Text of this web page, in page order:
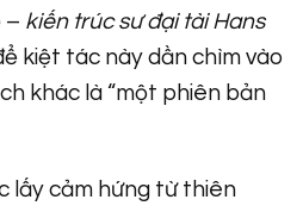
– kiến trúc sư đại tài Hans
kiệt tác này dần chìm vào
khác là “một phiên bản
lấy cảm hứng từ thiên